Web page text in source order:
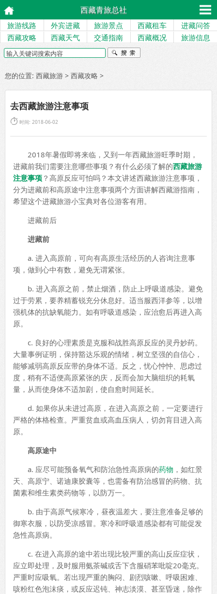
西藏青旅总社
旅游线路 外宾进藏 旅游景点 西藏租车
进藏问答
西藏攻略
西藏天气 交通指南 西藏概况 旅游信息
您的位置: 西藏旅游 > 西藏攻略 >
去西藏旅游注意事项
 时间: 2018-06-02
2018年暑假即将来临，又到一年西藏旅游旺季时期，
进藏前我们需要注意哪些事项？有什么必须了解的西藏旅游
注意事项 ？高原反应可怕吗？本文讲述西藏旅游注意事项，
分为进藏前和高原途中注意事项两个方面讲解西藏游指南，
希望这个进藏旅游小宝典对各位游客有用。
进藏前后
进藏前
a. 进入高原前，可向有高原生活经历的人咨询注意事
项，做到心中有数，避免无谓紧张。
b. 进入高原之前，禁止烟酒，防止上呼吸道感染。避免
过于劳累，要养精蓄锐充分休息好。适当服西洋参等，以增
强机体的抗缺氧能力。如有呼吸道感染，应治愈后再进入高
原。
c. 良好的心理素质是克服和战胜高原反应的灵丹妙药。
大量事例证明，保持豁达乐观的情绪，树立坚强的自信心，
能够减弱高原反应带的身体不适。反之，忧心忡忡、思虑过
度，稍有不适便高原紧张的庆，反而会加大脑组织的耗氧
量，从而使身体不适加剧，使自愈时间延长。
d. 如果你从未进过高原，在进入高原之前，一定要进行
严格的体格检查。严重贫血或高血压病人，切勿肓目进入高
原。
高原途中
a. 应尽可能预备氧气和防治急性高原病的药物 ，如红景
天、高原宁、诺迪康胶囊等，也需备有防治感冒的药物、抗
菌素和维生素类药物等，以防万一。
b. 由于高原气候寒冷，昼夜温差大，要注意准备足够的
御寒衣服，以防受凉感冒。寒冷和呼吸道感染都有可能促发
急性高原病。
c. 在进入高原的途中若出现比较严重的高山反应症状，
应立即处理，及时服用氨茶碱或舌下含服硝苯吡啶20毫克。
严重时应吸氧。若出现严重的胸闷、剧烈咳嗽、呼吸困难、
咳粉红色泡沫痰，或反应迟钝、神志淡漠、甚至昏迷，除作